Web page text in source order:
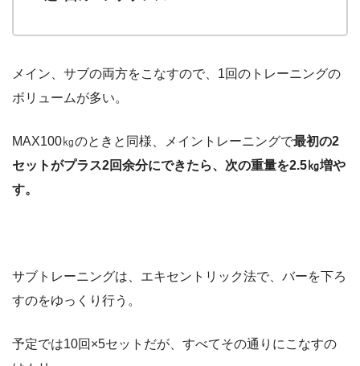
メイン、サブの両方をこなすので、1回のトレーニングの
ボリュームが多い。
MAX100㎏のときと同様、メイントレーニングで最初の2
セットがプラス2回余分にできたら、次の重量を2.5㎏増や
す。
サブトレーニングは、エキセントリック法で、バーを下ろ
すのをゆっくり行う。
予定では10回×5セットだが、すべてその通りにこなすの